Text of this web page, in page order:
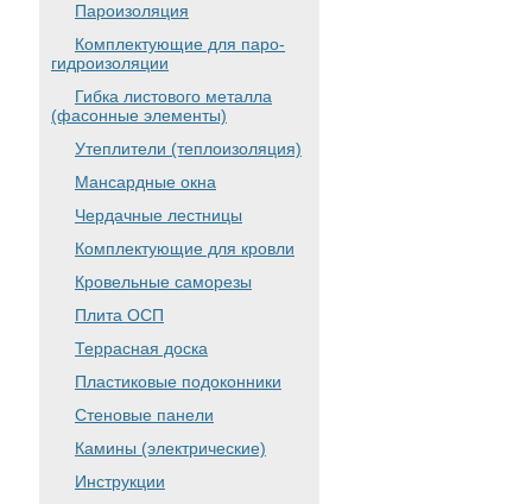
Пароизоляция
Комплектующие для паро-
гидроизоляции
Гибка листового металла
(фасонные элементы)
Утеплители (теплоизоляция)
Мансардные окна
Чердачные лестницы
Комплектующие для кровли
Кровельные саморезы
Плита ОСП
Террасная доска
Пластиковые подоконники
Стеновые панели
Камины (электрические)
Инструкции